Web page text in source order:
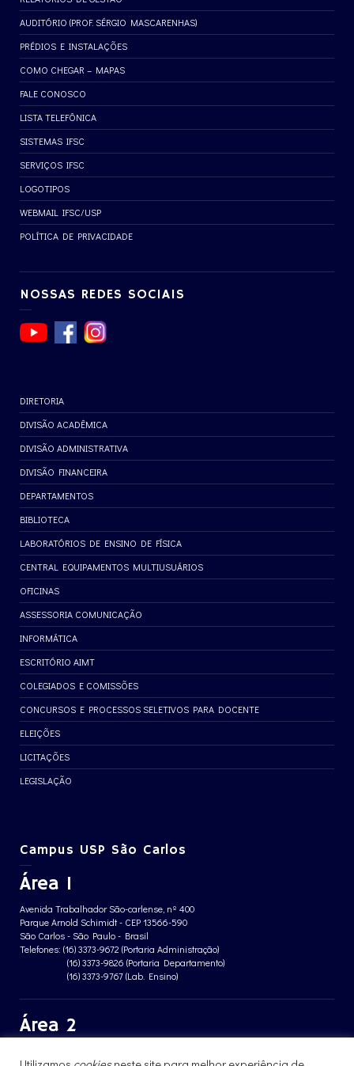
AUDITÓRIO (PROF. SÉRGIO MASCARENHAS)
PRÉDIOS E INSTALAÇÕES
COMO CHEGAR – MAPAS
FALE CONOSCO
LISTA TELEFÔNICA
SISTEMAS IFSC
SERVIÇOS IFSC
LOGOTIPOS
WEBMAIL IFSC/USP
POLÍTICA DE PRIVACIDADE
NOSSAS REDES SOCIAIS
DIRETORIA
DIVISÃO ACADÊMICA
DIVISÃO ADMINISTRATIVA
DIVISÃO FINANCEIRA
DEPARTAMENTOS
BIBLIOTECA
LABORATÓRIOS DE ENSINO DE FÍSICA
CENTRAL EQUIPAMENTOS MULTIUSUÁRIOS
OFICINAS
ASSESSORIA COMUNICAÇÃO
INFORMÁTICA
ESCRITÓRIO AIMT
COLEGIADOS E COMISSÕES
CONCURSOS E PROCESSOS SELETIVOS PARA DOCENTE
ELEIÇÕES
LICITAÇÕES
LEGISLAÇÃO
Campus USP São Carlos
Área 1
Avenida Trabalhador São-carlense, nº 400
Parque Arnold Schimidt - CEP 13566-590
São Carlos - São Paulo - Brasil
Telefones: (16) 3373-9672 (Portaria Administração)
(16) 3373-9826 (Portaria Departamento)
(16) 3373-9767 (Lab. Ensino)
Área 2